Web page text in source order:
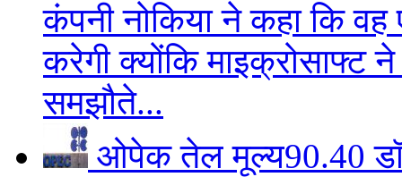
कंपनी नोकिया ने कहा कि
करेगी क्योंकि माइक्रोसाफ्ट
समझौते...
ओपेक तेल मूल्य90.40